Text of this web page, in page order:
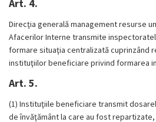
Art. 4.
Direcţia generală management resurse
Afacerilor Interne transmite
formare situaţia centralizată cuprinzând
instituţiilor beneficiare privind formarea
Art. 5.
(1) Instituţiile beneficiare transmit
de învăţământ la care au fost repartizate,